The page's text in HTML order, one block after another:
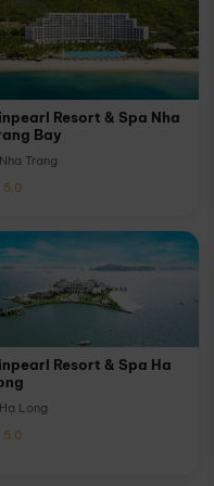
Resort & Spa Nha
Bay
Nha Trang
Resort & Spa Ha
Hạ Long